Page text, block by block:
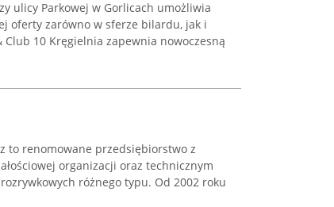
ulicy Parkowej w Gorlicach umożliwia
oferty zarówno w sferze bilardu, jak i
10 Kręgielnia zapewnia nowoczesną
to renomowane przedsiębiorstwo z
organizacji oraz technicznym
różnego typu. Od 2002 roku